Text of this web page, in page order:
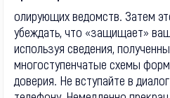
олирующих ведомств. Затем
убеждать, что «защищает»
используя сведения,
многоступенчатые схемы
доверия. Не вступайте в